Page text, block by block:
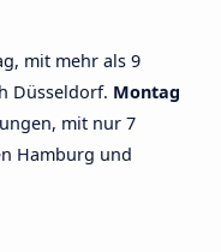
mit mehr als 9
Düsseldorf. Montag
mit nur 7
Hamburg und